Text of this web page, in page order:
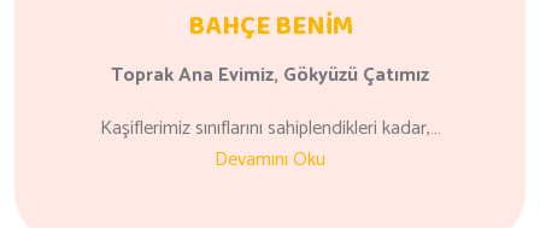
BAHÇE BENİM
Toprak Ana Evimiz, Gökyüzü Çatımız
Kaşiflerimiz sınıflarını sahiplendikleri kadar,…
Devamını Oku